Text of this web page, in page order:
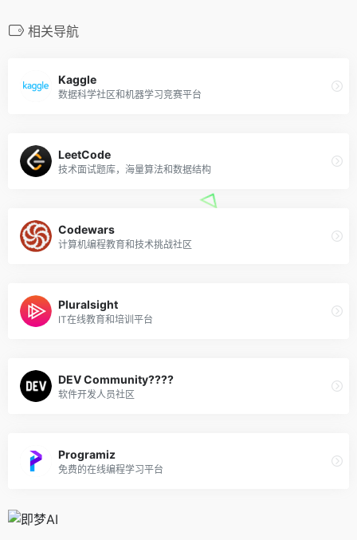
相关导航
Kaggle
数据科学社区和机器学习竞赛平台
LeetCode
技术面试题库，海量算法和数据结构
Codewars
计算机编程教育和技术挑战社区
Pluralsight
IT在线教育和培训平台
DEV Community?‍??‍?
软件开发人员社区
Programiz
免费的在线编程学习平台